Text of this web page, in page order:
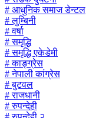
# आधुनिक समाज डेन्टल
# लुम्बिनी
# वर्षा
# समृद्धि
# समृद्धि एकेडेमी
# काङ्ग्रेस
# नेपाली कांग्रेस
# बुटवल
# राजधानी
# रुपन्देही